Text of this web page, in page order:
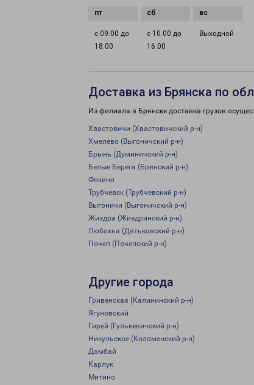
с 09:00 до
18:00
с 10:00 до
16:00
Выходной
Доставка из Брянска по
Из филиала в Брянске доставка грузов
Хвастовичи (Хвастовичский р-н)
Хмелево (Выгоничский р-н)
Брынь (Думиничский р-н)
Белые Берега (Брянский р-н)
Фокино
Трубчевск (Трубчевский р-н)
Выгоничи (Выгоничский р-н)
Жиздра (Жиздринский р-н)
Любохна (Дятьковский р-н)
Почеп (Почепский р-н)
Другие города
Гривенская (Калининский р-н)
Ягуновский
Гирей (Гулькевичский р-н)
Никульское (Коломенский р-н)
Домбай
Карлук
Митино